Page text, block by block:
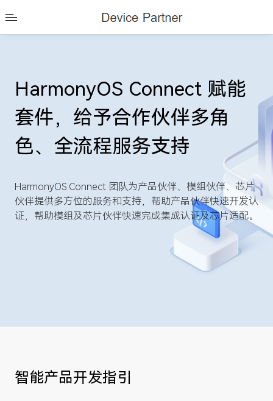
HarmonyOS Connect 赋能
套件，给予合作伙伴多角
色、全流程服务支持
HarmonyOS Connect 团队为产品伙伴、模组伙伴、芯片
伙伴提供多方位的服务和支持，帮助产品伙伴快速开发认
证，帮助模组及芯片伙伴快速完成集成认证及芯片适配。
智能产品开发指引